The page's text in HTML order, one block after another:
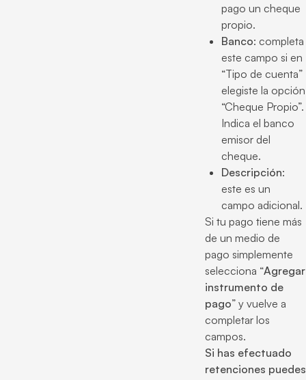
pago un cheque
propio.
Banco: completa
este campo si en
“Tipo de cuenta”
elegiste la opción
“Cheque Propio”.
Indica el banco
emisor del
cheque.
Descripción:
este es un
campo adicional.
Si tu pago tiene más
de un medio de
pago simplemente
selecciona “Agregar
instrumento de
pago” y vuelve a
completar los
campos.
Si has efectuado
retenciones puedes